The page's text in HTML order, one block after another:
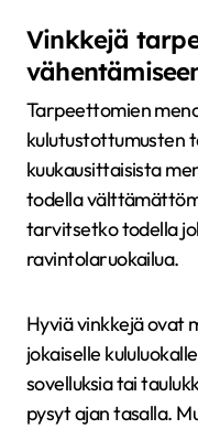
Vinkkejä
Tarpeettomien
kulutustottumusten
kuukausittaisista
todella
tarvitsetko todella
ravintolaruokailua.
Hyviä vinkkejä ovat
jokaiselle
sovelluksia tai
pysyt ajan tasalla.